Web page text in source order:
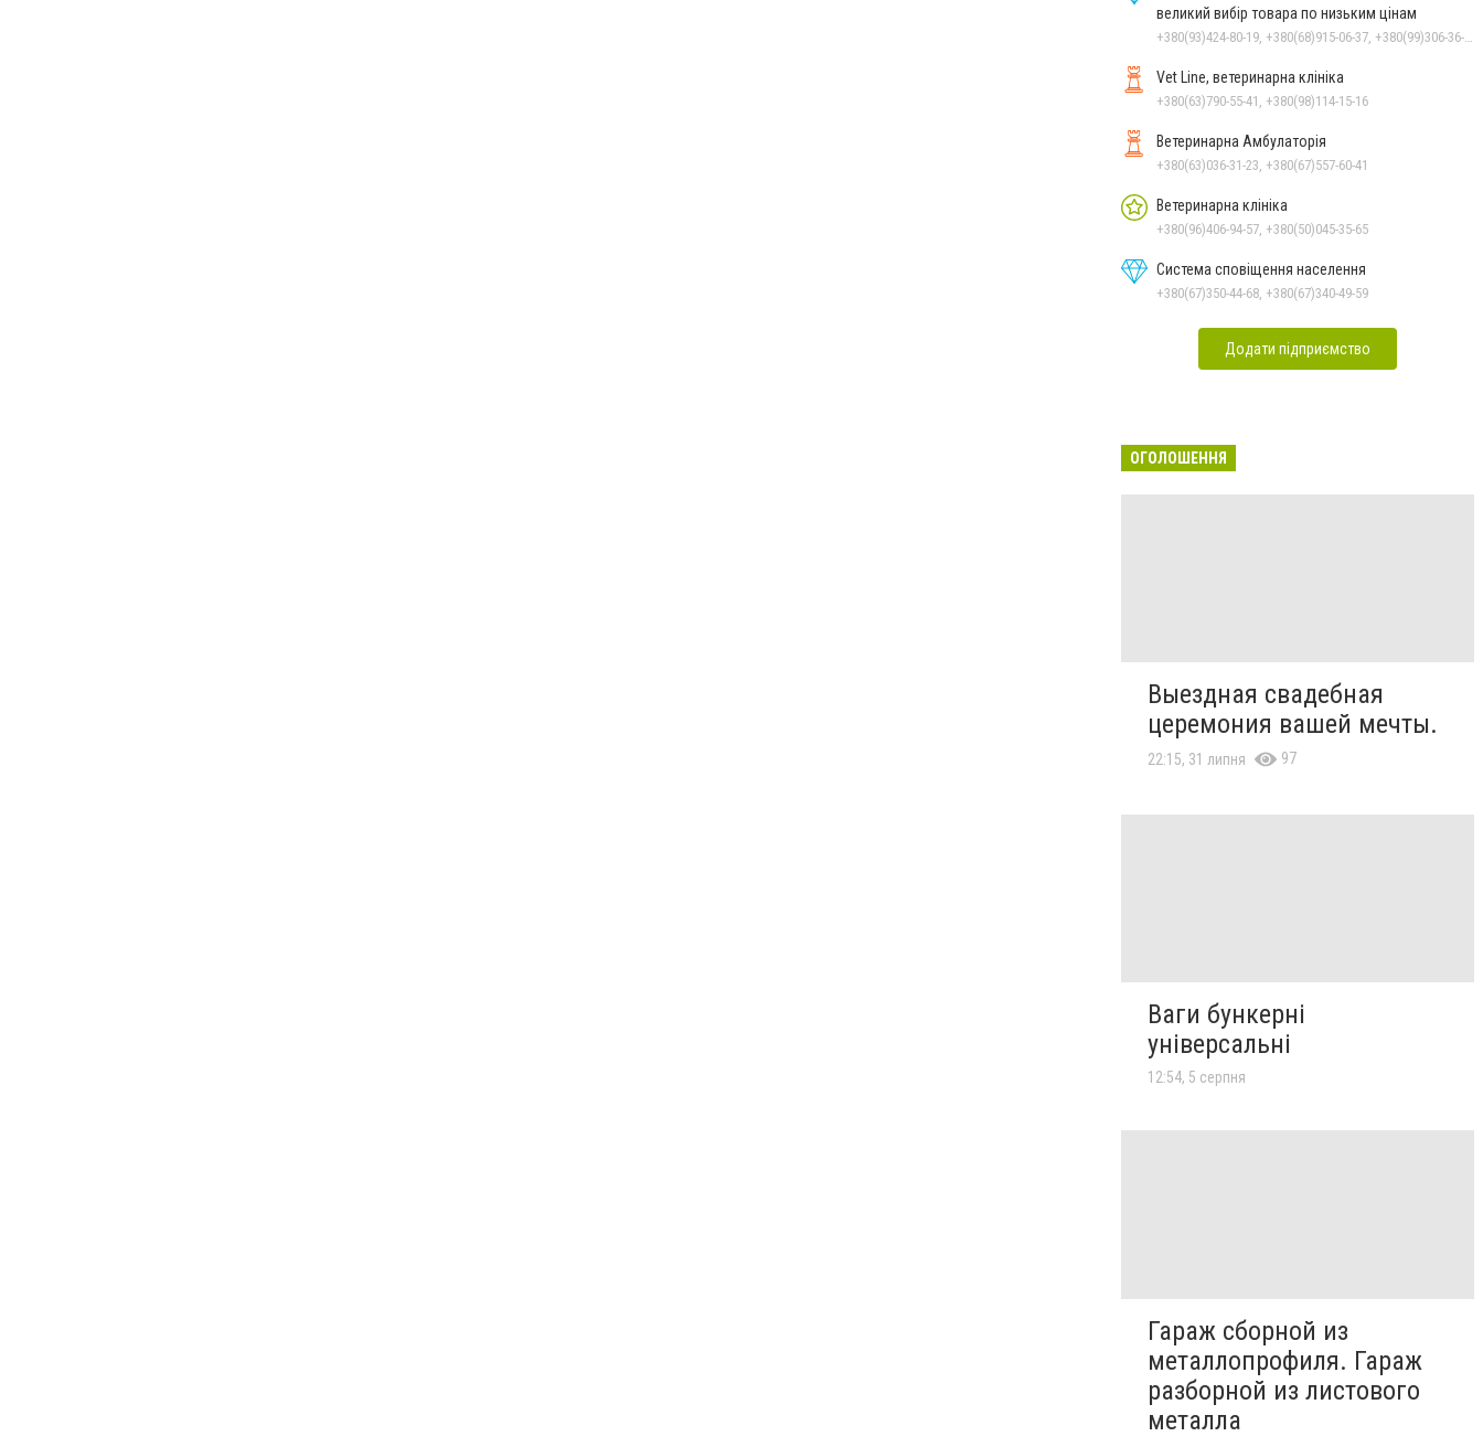
великий вибір товара по низьким цінам
Vet Line, ветеринарна клініка
+380(63)790-55-41, +380(98)114-15-16
Ветеринарна Амбулаторія
+380(63)036-31-23, +380(67)557-60-41
Ветеринарна клініка
+380(96)406-94-57, +380(50)045-35-65
Система сповіщення населення
+380(67)350-44-68, +380(67)340-49-59
Додати підприємство
ОГОЛОШЕННЯ
Выездная свадебная
церемония вашей мечты.
22:15, 31 липня 97
Ваги бункерні
універсальні
12:54, 5 серпня
Гараж сборной из
металлопрофиля. Гараж
разборной из листового
металла